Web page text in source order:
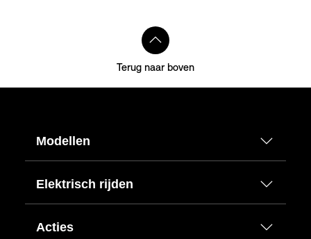
Terug naar boven
Modellen
Elektrisch rijden
Acties